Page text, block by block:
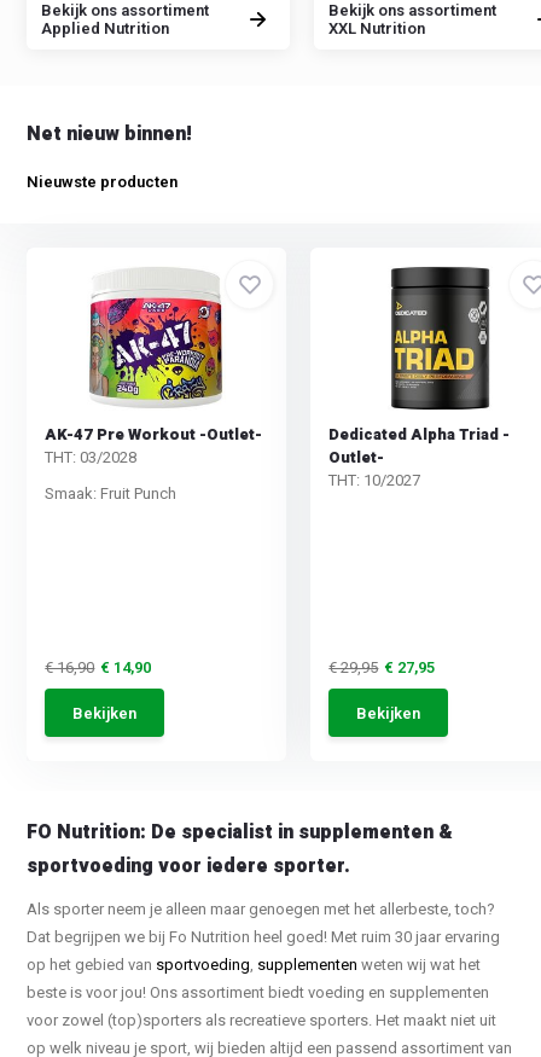
Bekijk ons assortiment
Applied Nutrition
Bekijk ons assortiment
XXL Nutrition
Net nieuw binnen!
Nieuwste producten
AK-47 Pre Workout -Outlet-
THT: 03/2028
Smaak: Fruit Punch
€ 16,90 € 14,90
Bekijken
Dedicated Alpha Triad -
Outlet-
THT: 10/2027
€ 29,95 € 27,95
Bekijken
FO Nutrition: De specialist in supplementen &
sportvoeding voor iedere sporter.
Als sporter neem je alleen maar genoegen met het allerbeste, toch?
Dat begrijpen we bij Fo Nutrition heel goed! Met ruim 30 jaar ervaring
op het gebied van sportvoeding, supplementen weten wij wat het
beste is voor jou! Ons assortiment biedt voeding en supplementen
voor zowel (top)sporters als recreatieve sporters. Het maakt niet uit
op welk niveau je sport, wij bieden altijd een passend assortiment van